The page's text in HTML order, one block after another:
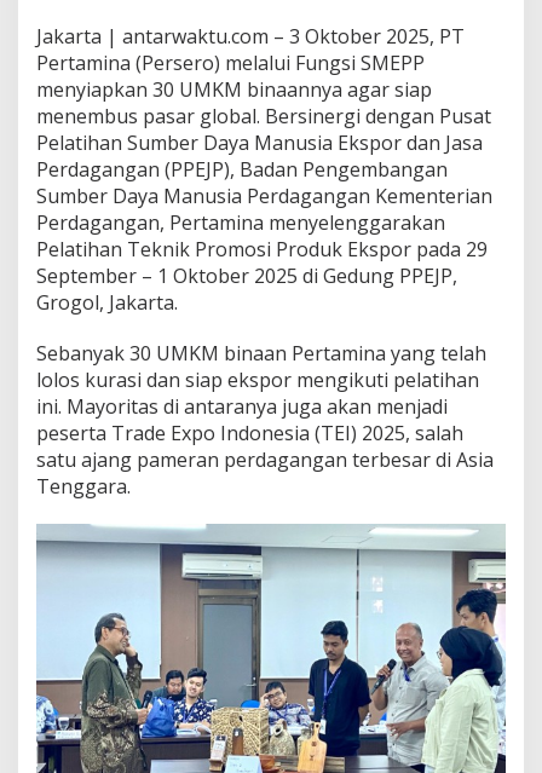
Jakarta | antarwaktu.com – 3 Oktober 2025, PT
Pertamina (Persero) melalui Fungsi SMEPP
menyiapkan 30 UMKM binaannya agar siap
menembus pasar global. Bersinergi dengan Pusat
Pelatihan Sumber Daya Manusia Ekspor dan Jasa
Perdagangan (PPEJP), Badan Pengembangan
Sumber Daya Manusia Perdagangan Kementerian
Perdagangan, Pertamina menyelenggarakan
Pelatihan Teknik Promosi Produk Ekspor pada 29
September – 1 Oktober 2025 di Gedung PPEJP,
Grogol, Jakarta.
Sebanyak 30 UMKM binaan Pertamina yang telah
lolos kurasi dan siap ekspor mengikuti pelatihan
ini. Mayoritas di antaranya juga akan menjadi
peserta Trade Expo Indonesia (TEI) 2025, salah
satu ajang pameran perdagangan terbesar di Asia
Tenggara.